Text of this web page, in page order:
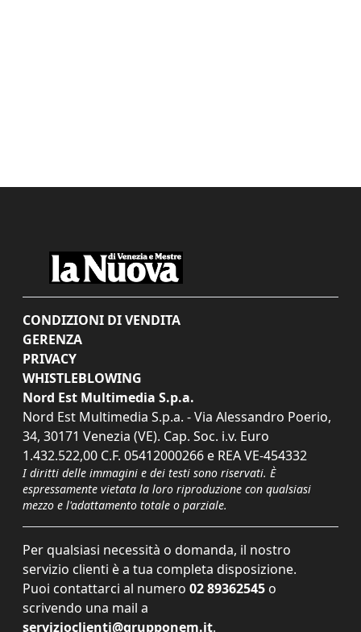
CONDIZIONI DI VENDITA
GERENZA
PRIVACY
WHISTLEBLOWING
Nord Est Multimedia S.p.a.
Nord Est Multimedia S.p.a. - Via Alessandro Poerio,
34, 30171 Venezia (VE). Cap. Soc. i.v. Euro
1.432.522,00 C.F. 05412000266 e REA VE-454332
I diritti delle immagini e dei testi sono riservati. È
espressamente vietata la loro riproduzione con qualsiasi
mezzo e l'adattamento totale o parziale.
Per qualsiasi necessità o domanda, il nostro
servizio clienti è a tua completa disposizione.
Puoi contattarci al numero 02 89362545 o
scrivendo una mail a
servizioclienti@grupponem.it.